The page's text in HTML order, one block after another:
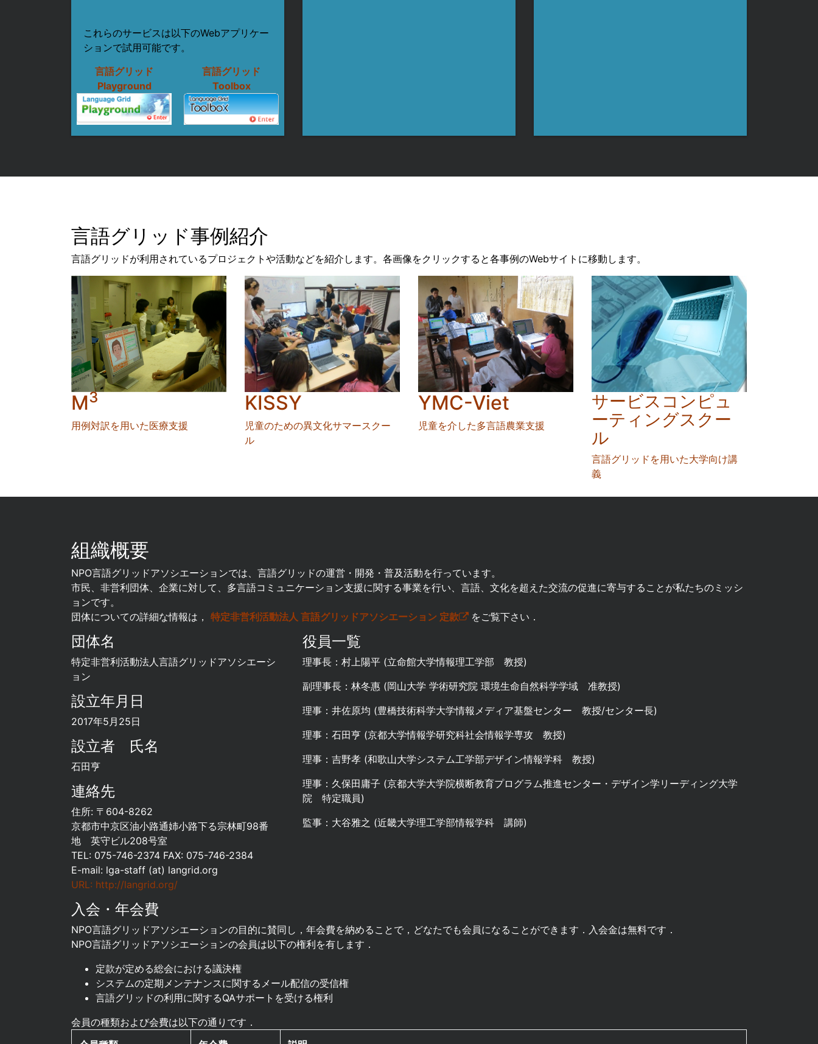
これらのサービスは以下のWebアプリケー
ションで試用可能です。
言語グリッド
Playground
言語グリッド
Toolbox
言語グリッド事例紹介
言語グリッドが利用されているプロジェクトや活動などを紹介します。各画像をクリックすると各事例のWebサイトに移動します。
M3
用例対訳を用いた医療支援
KISSY
児童のための異文化サマースクー
ル
YMC-Viet
児童を介した多言語農業支援
サービスコンピュ
ーティングスクー
ル
言語グリッドを用いた大学向け講
義
組織概要
NPO言語グリッドアソシエーションでは、言語グリッドの運営・開発・普及活動を行っています。
市民、非営利団体、企業に対して、多言語コミュニケーション支援に関する事業を行い、言語、文化を超えた交流の促進に寄与することが私たちのミッシ
ョンです。
団体についての詳細な情報は， 特定非営利活動法人 言語グリッドアソシエーション 定款 をご覧下さい．
団体名
特定非営利活動法人言語グリッドアソシエーシ
ョン
設立年月日
2017年5月25日
設立者 氏名
石田亨
連絡先
住所: 〒604-8262
京都市中京区油小路通姉小路下る宗林町98番
地 英守ビル208号室
TEL: 075-746-2374 FAX: 075-746-2384
E-mail: lga-staff (at) langrid.org
URL: http://langrid.org/
役員一覧
理事長：村上陽平 (立命館大学情報理工学部 教授)
副理事長：林冬惠 (岡山大学 学術研究院 環境生命自然科学学域 准教授)
理事：井佐原均 (豊橋技術科学大学情報メディア基盤センター 教授/センター長)
理事：石田亨 (京都大学情報学研究科社会情報学専攻 教授)
理事：吉野孝 (和歌山大学システム工学部デザイン情報学科 教授)
理事：久保田庸子 (京都大学大学院横断教育プログラム推進センター・デザイン学リーディング大学
院 特定職員)
監事：大谷雅之 (近畿大学理工学部情報学科 講師)
入会・年会費
NPO言語グリッドアソシエーションの目的に賛同し，年会費を納めることで，どなたでも会員になることができます．入会金は無料です．
NPO言語グリッドアソシエーションの会員は以下の権利を有します．
定款が定める総会における議決権
システムの定期メンテナンスに関するメール配信の受信権
言語グリッドの利用に関するQAサポートを受ける権利
会員の種類および会費は以下の通りです．